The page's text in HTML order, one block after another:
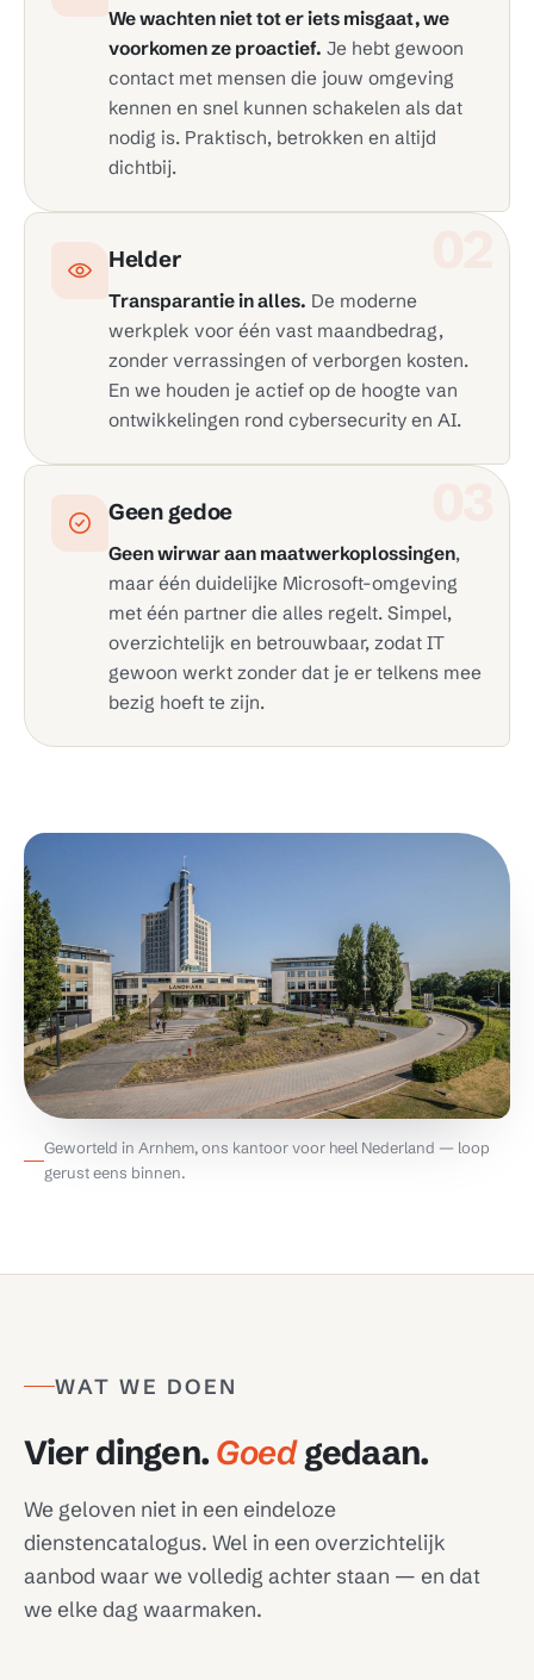
We wachten niet tot er iets misgaat, we
voorkomen ze proactief. Je hebt gewoon
contact met mensen die jouw omgeving
kennen en snel kunnen schakelen als dat
nodig is. Praktisch, betrokken en altijd
dichtbij.
Helder
Transparantie in alles. De moderne
werkplek voor één vast maandbedrag,
zonder verrassingen of verborgen kosten.
En we houden je actief op de hoogte van
ontwikkelingen rond cybersecurity en AI.
Geen gedoe
Geen wirwar aan maatwerkoplossingen,
maar één duidelijke Microsoft-omgeving
met één partner die alles regelt. Simpel,
overzichtelijk en betrouwbaar, zodat IT
gewoon werkt zonder dat je er telkens mee
bezig hoeft te zijn.
Geworteld in Arnhem, ons kantoor voor heel Nederland — loop
gerust eens binnen.
WAT WE DOEN
Vier dingen.Goedgedaan.
We geloven niet in een eindeloze
dienstencatalogus. Wel in een overzichtelijk
aanbod waar we volledig achter staan — en dat
we elke dag waarmaken.